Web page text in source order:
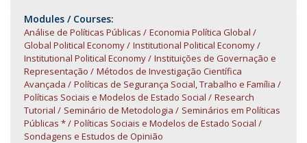
Modules / Courses:
Análise de Políticas Públicas
Economia Política Global
Global Political Economy
Institutional Political Economy
Institutional Political Economy
Instituições de Governação e
Representação
Métodos de Investigação Científica
Avançada
Políticas de Segurança Social, Trabalho e Família
Políticas Sociais e Modelos de Estado Social
Research
Tutorial
Seminário de Metodologia
Seminários em Políticas
Públicas *
Políticas Sociais e Modelos de Estado Social
Sondagens e Estudos de Opinião